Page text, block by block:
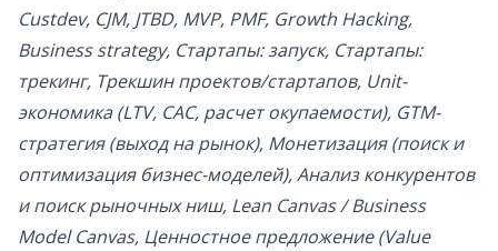
Custdev, CJM, JTBD, MVP, PMF, Growth Hacking,
Business strategy, Стартапы: запуск, Стартапы:
трекинг, Трекшин проектов/стартапов, Unit-
экономика (LTV, CAC, расчет окупаемости), GTM-
стратегия (выход на рынок), Монетизация (поиск и
оптимизация бизнес-моделей), Анализ конкурентов
и поиск рыночных ниш, Lean Canvas / Business
Model Canvas, Ценностное предложение (Value